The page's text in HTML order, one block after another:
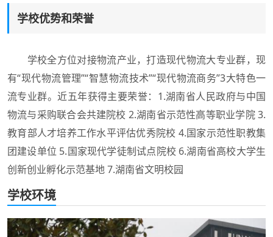
学校优势和荣誉
学校全方位对接物流产业，打造现代物流大专业群，现
有“现代物流管理”“智慧物流技术”“现代物流商务”3大特色一
流专业群。近五年获得主要荣誉：1.湖南省人民政府与中国
物流与采购联合会共建院校 2.湖南省示范性高等职业学院 3.
教育部人才培养工作水平评估优秀院校 4.国家示范性职教集
团建设单位 5.国家现代学徒制试点院校 6.湖南省高校大学生
创新创业孵化示范基地 7.湖南省文明校园
学校环境